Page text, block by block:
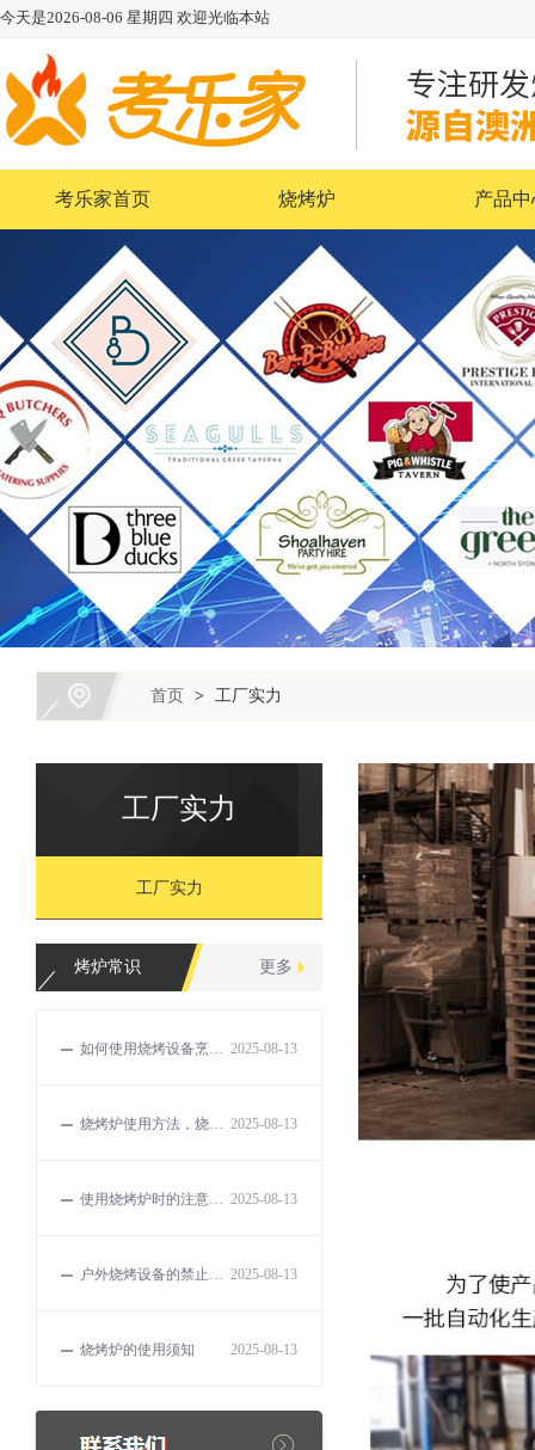
今天是2026-08-06 星期四 欢迎光临本站
考乐家首页 烧烤炉 产品中
首页 > 工厂实力
工厂实力
工厂实力
更多
烤炉常识
2025-08-13
如何使用烧烤设备烹饪出美味的食物？
2025-08-13
烧烤炉使用方法，烧烤的误区和解决方法有哪些？
2025-08-13
使用烧烤炉时的注意事项有哪些？
2025-08-13
户外烧烤设备的禁止事项
2025-08-13
烧烤炉的使用须知